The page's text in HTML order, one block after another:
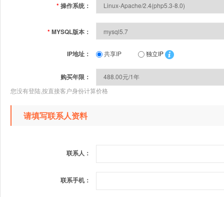
*操作系统：
*MYSQL版本：
IP地址： 共享IP 独立IP
购买年限：
您没有登陆,按直接客户身份计算价格
请填写联系人资料
联系人：
联系手机：